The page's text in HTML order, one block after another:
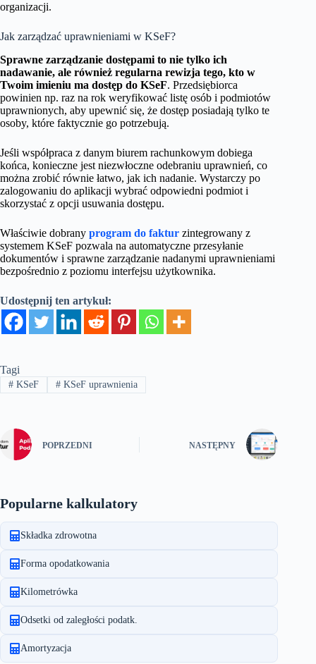
organizacji.
Jak zarządzać uprawnieniami w KSeF?
Sprawne zarządzanie dostępami to nie tylko ich
nadawanie, ale również regularna rewizja tego, kto w
Twoim imieniu ma dostęp do KSeF. Przedsiębiorca
powinien np. raz na rok weryfikować listę osób i podmiotów
uprawnionych, aby upewnić się, że dostęp posiadają tylko te
osoby, które faktycznie go potrzebują.
Jeśli współpraca z danym biurem rachunkowym dobiega
końca, konieczne jest niezwłoczne odebraniu uprawnień, co
można zrobić równie łatwo, jak ich nadanie. Wystarczy po
zalogowaniu do aplikacji wybrać odpowiedni podmiot i
skorzystać z opcji usuwania dostępu.
Właściwie dobrany program do faktur zintegrowany z
systemem KSeF pozwala na automatyczne przesyłanie
dokumentów i sprawne zarządzanie nadanymi uprawnieniami
bezpośrednio z poziomu interfejsu użytkownika.
Udostępnij ten artykuł:
Tagi
#KSeF #KSeF uprawnienia
POPRZEDNI NASTĘPNY
Popularne kalkulatory
Składka zdrowotna
Forma opodatkowania
Kilometrówka
Odsetki od zaległości podatk.
Amortyzacja